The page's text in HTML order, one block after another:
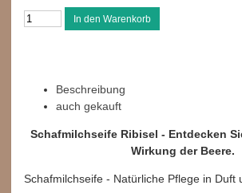
Beschreibung
auch gekauft
Schafmilchseife Ribisel - Entdecken
Wirkung der Beere.
Schafmilchseife - Natürliche Pflege in Duft